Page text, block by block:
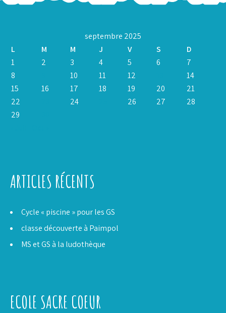
septembre 2025
L
M M J V S
D
1
2 3 4 5 6
7
8
10 11 12
14
15
16 17 18 19 20
21
22
24 26 27
28
29
ARTICLES RÉCENTS
Cycle « piscine » pour les GS
classe découverte à Paimpol
MS et GS à la ludothèque
ECOLE SACRE COEUR